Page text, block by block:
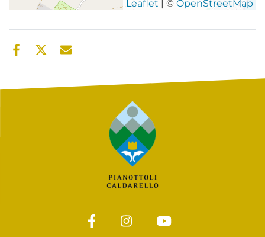
Leaflet | © OpenStreetMap